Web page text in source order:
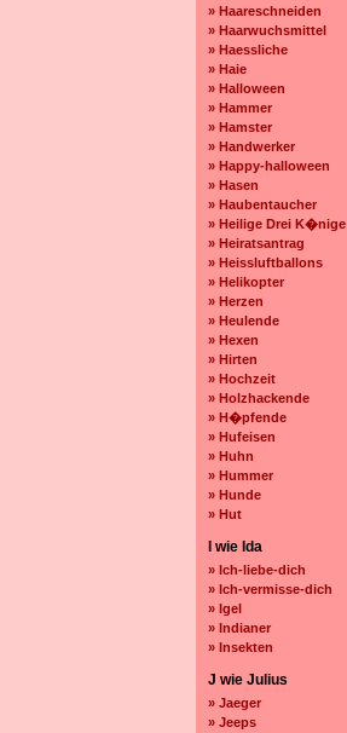
» Haareschneiden
» Haarwuchsmittel
» Haessliche
» Haie
» Halloween
» Hammer
» Hamster
» Handwerker
» Happy-halloween
» Hasen
» Haubentaucher
» Heilige Drei K�nige
» Heiratsantrag
» Heissluftballons
» Helikopter
» Herzen
» Heulende
» Hexen
» Hirten
» Hochzeit
» Holzhackende
» H�pfende
» Hufeisen
» Huhn
» Hummer
» Hunde
» Hut
I wie Ida
» Ich-liebe-dich
» Ich-vermisse-dich
» Igel
» Indianer
» Insekten
J wie Julius
» Jaeger
» Jeeps